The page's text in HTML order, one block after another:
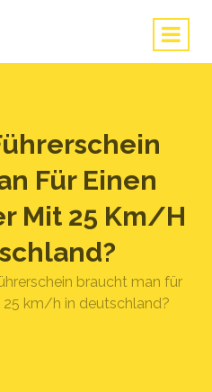
Für Einen
Mit 25 Km/h
braucht man für
25 km/h in deutschland?